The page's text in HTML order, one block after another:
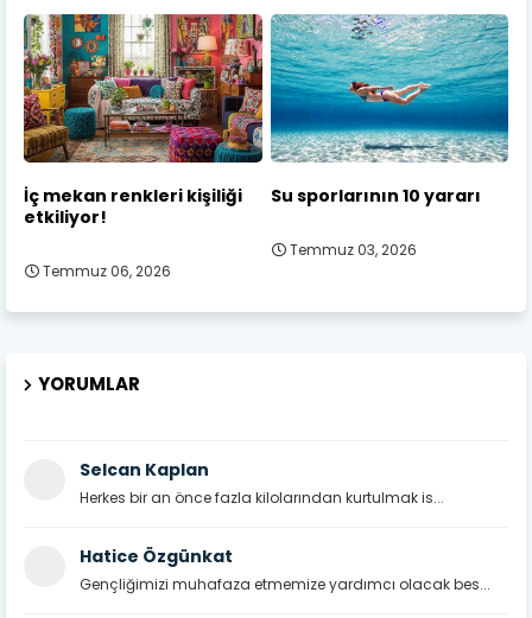
İç mekan renkleri kişiliği
etkiliyor!
Temmuz 06, 2026
Su sporlarının 10 yararı
Temmuz 03, 2026
YORUMLAR
Selcan Kaplan
Herkes bir an önce fazla kilolarından kurtulmak is...
Hatice Özgünkat
Gençliğimizi muhafaza etmemize yardımcı olacak bes...